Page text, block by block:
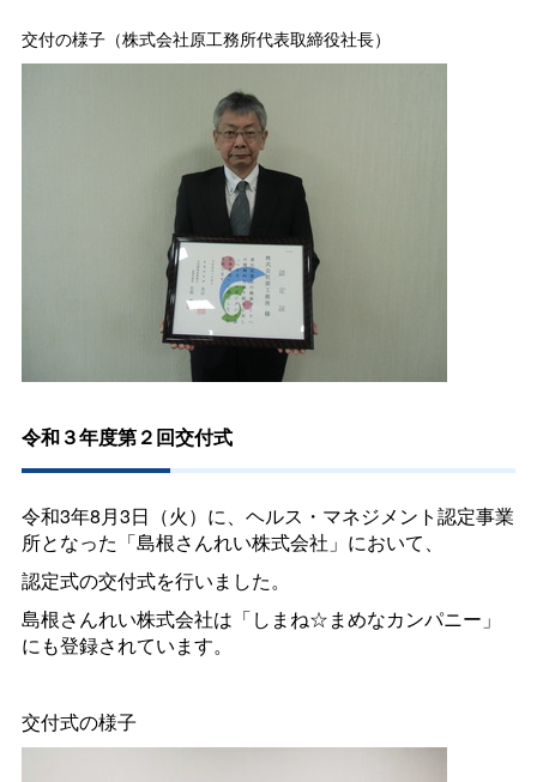
交付の様子（株式会社原工務所代表取締役社長）
令和３年度第２回交付式
令和3年8月3日（火）に、ヘルス・マネジメント認定事業
所となった「島根さんれい株式会社」において、
認定式の交付式を行いました。
島根さんれい株式会社は「しまね☆まめなカンパニー」
にも登録されています。
交付式の様子